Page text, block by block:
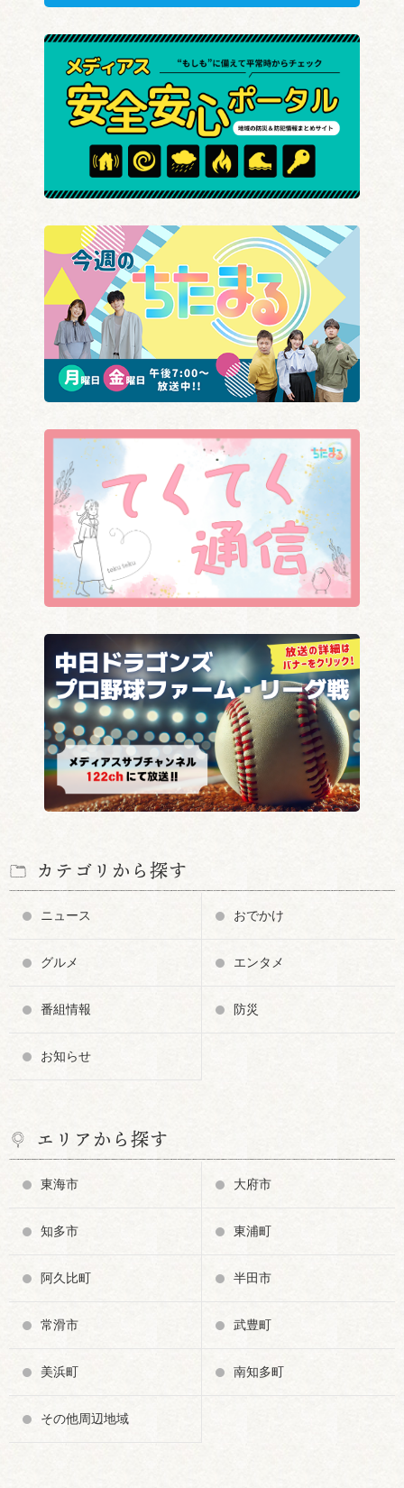
カテゴリから探す
ニュース おでかけ
グルメ エンタメ
番組情報 防災
お知らせ
エリアから探す
東海市 大府市
知多市 東浦町
阿久比町 半田市
常滑市 武豊町
美浜町 南知多町
その他周辺地域